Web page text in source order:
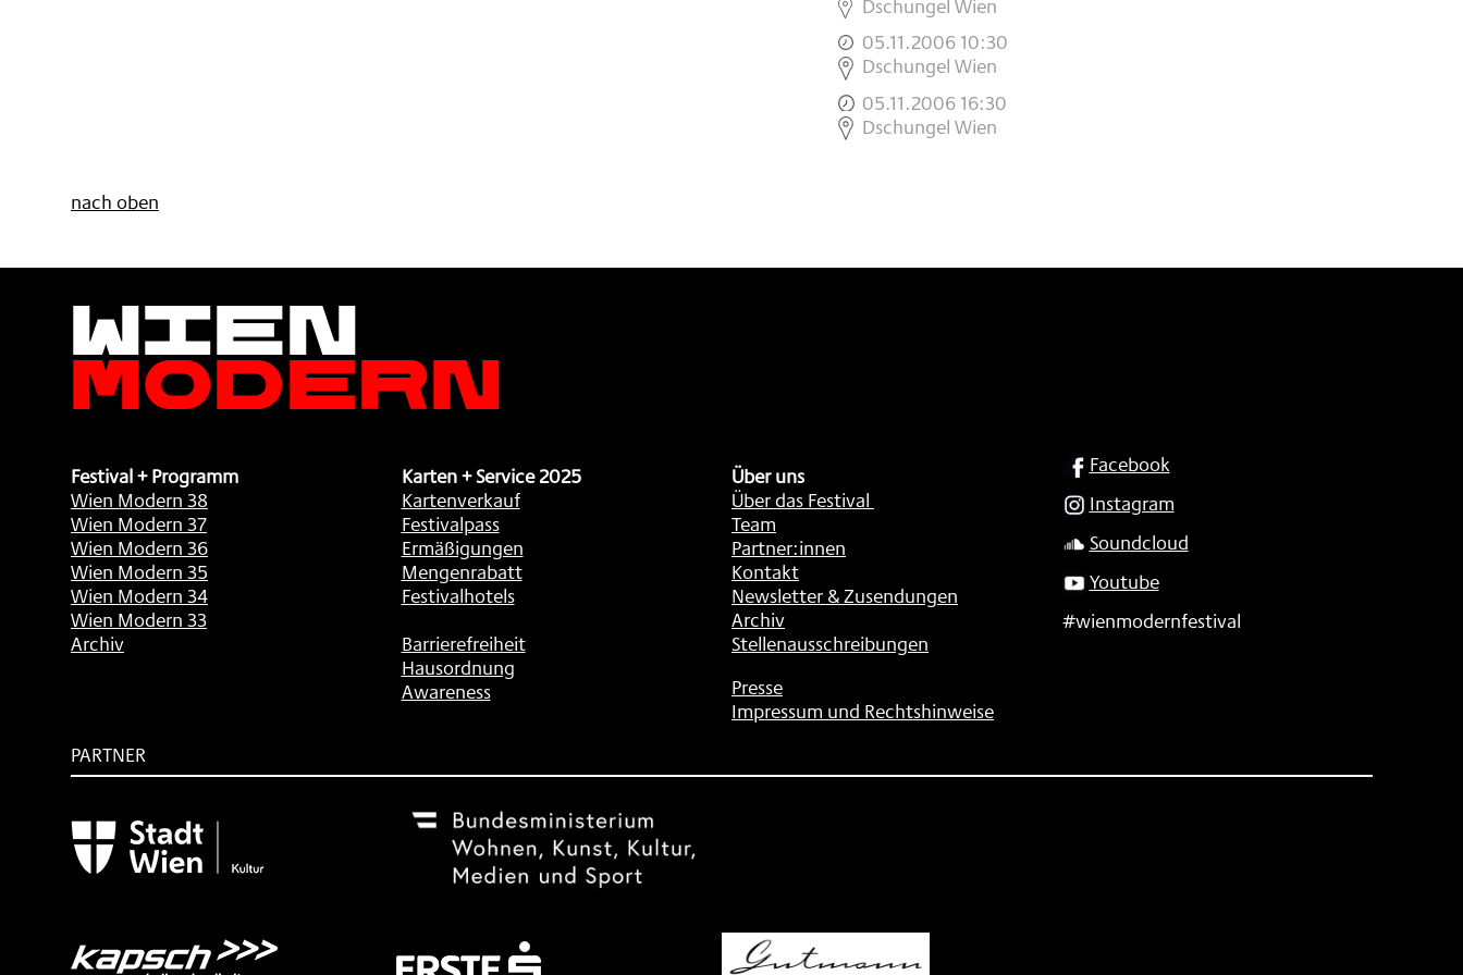
05.11.2006 10:30
,
Dschungel Wien
05.11.2006 16:30
,
Dschungel Wien
nach oben
Wien
Modern
Festival + Programm
Wien Modern 38
Wien Modern 37
Wien Modern 36
Wien Modern 35
Wien Modern 34
Wien Modern 33
Archiv
Karten + Service 2025
Kartenverkauf
Festivalpass
Ermäßigungen
Mengenrabatt
Festivalhotels
Barrierefreiheit
Hausordnung
Awareness
Über uns
Über das Festival
Team
Partner:innen
Kontakt
Newsletter & Zusendungen
Archiv
Stellenausschreibungen
Presse
Impressum und Rechtshinweise
SOCIAL
Facebook
Instagram
Soundcloud
Youtube
#wienmodernfestival
PARTNER